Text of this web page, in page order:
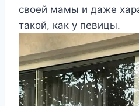
своей мамы и даже
такой, как у певицы.